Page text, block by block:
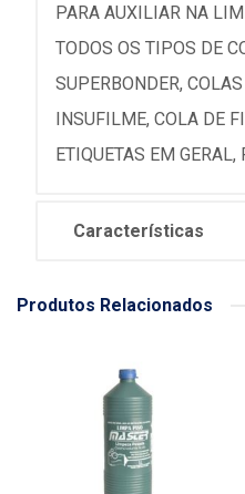
PARA AUXILIAR NA
TODOS OS TIPOS DE
SUPERBONDER,
INSUFILME, COLA DE
ETIQUETAS EM GERAL,
Características
Produtos Relacionados